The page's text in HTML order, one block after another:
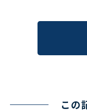
この